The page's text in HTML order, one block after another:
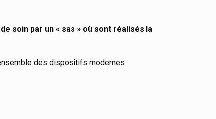
soin par un « sas » où sont réalisés la
des dispositifs modernes